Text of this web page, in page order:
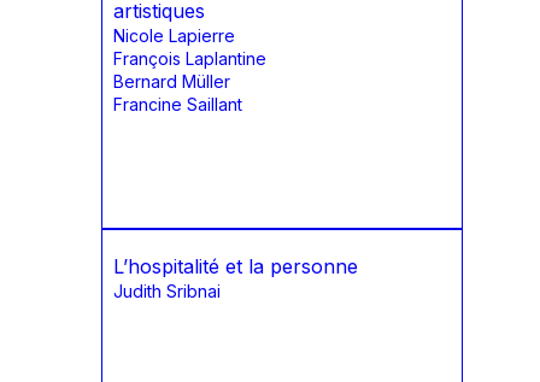
artistiques
Nicole Lapierre
François Laplantine
Bernard Müller
Francine Saillant
L’hospitalité et la personne
Judith Sribnai